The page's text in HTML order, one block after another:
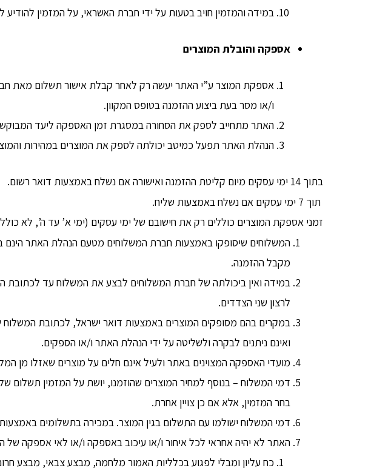
במידה והמזמין חויב בטעות על ידי חברת האשראי, על המזמין
אספקה והובלת המוצרים
אספקת המוצר ע”י האתר יעשה רק לאחר קבלת אישור תשלום מאת
ו/או מסר בעת ביצוע ההזמנה בטופס המקוון.
האתר מתחייב לספק את הסחורה במסגרת זמן האספקה ליעד המבוקש
הנהלת האתר תפעל כמיטב יכולתה לספק את המוצרים במהירות
בתוך 14 ימי עסקים מיום קליטת ההזמנה ואישורה אם נשלח באמצעות דואר רשום.
תוך 7 ימי עסקים אם נשלח באמצעות שליח.
זמני אספקת המוצרים כוללים רק את חישובם של ימי עסקים (ימי א’ עד ה’, לא
המשלוחים שיסופקו באמצעות חברת המשלוחים מטעם הנהלת האתר
מקבל ההזמנה.
במידה ואין ביכולתה של חברת המשלוחים לבצע את המשלוח עד לכתובת
לרצון שני הצדדים.
במקרים בהם מסופקים המוצרים באמצעות דואר ישראל, לכתובת
ואינם ניתנים לבקרה ולשליטה על ידי הנהלת האתר ו/או הספקים.
מועדי האספקה המצוינים באתר ולעיל אינם חלים על מוצרים שאזלו מן
דמי המשלוח – בנוסף למחיר המוצרים שהוזמנו, יושת על המזמין
בחר המזמין, אלא אם כן צויין אחרת.
דמי המשלוח ישולמו עם התשלום בגין המוצר. במכירה בתשלומים
האתר לא יהיה אחראי לכל איחור ו/או עיכוב באספקה ו/או לאי אספקה
כח עליון ומבלי לפגוע בכלליות האמור מלחמה, מבצע צבאי, מבצע